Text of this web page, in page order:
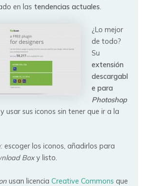
en las tendencias actuales
¿Lo mejor
de todo?
Su
extensión
descargabl
e para
Photoshop
usar sus iconos sin tener que ir a la
escoger los iconos, añadirlos para
Boxy listo.
usan licenciaCreative Commons que